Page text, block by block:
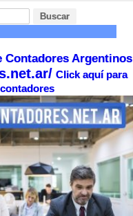
Contadores Argentinos
Click aquí para